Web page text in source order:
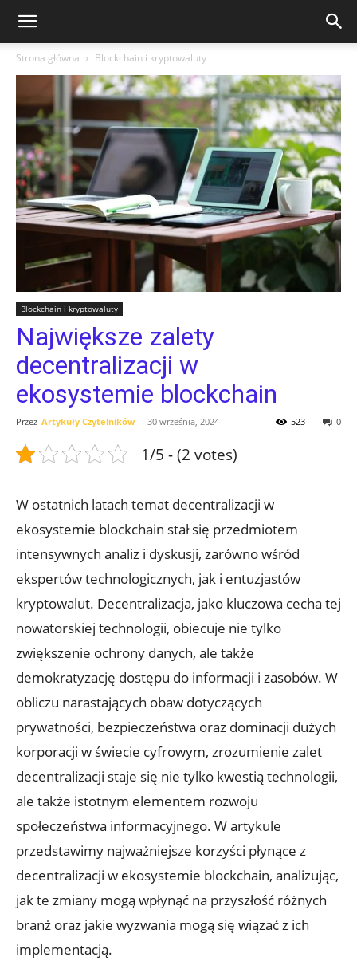
Strona główna Blockchain i kryptowaluty
Blockchain i kryptowaluty
Największe zalety
decentralizacji w
ekosystemie blockchain
Przez Artykuły Czytelników - 30 września, 2024 0
523
1/5 - (2 votes)
W ostatnich latach temat decentralizacji w
ekosystemie ⁣blockchain stał się przedmiotem
intensywnych analiz i dyskusji, zarówno wśród
ekspertów technologicznych, jak i​ entuzjastów
kryptowalut. Decentralizacja,⁢ jako kluczowa cecha tej
nowatorskiej technologii, obiecuje nie tylko
zwiększenie ochrony⁤ danych, ale także
demokratyzację ‌dostępu ⁤do‌ informacji i zasobów. W
obliczu narastających obaw dotyczących ​
prywatności, bezpieczeństwa ​oraz dominacji ​dużych
korporacji‍ w świecie​ cyfrowym, zrozumienie zalet
decentralizacji staje się nie tylko kwestią ⁣technologii,
‌ale⁣ także istotnym elementem rozwoju
społeczeństwa informacyjnego.⁣ W artykule​
przedstawimy ‌najważniejsze korzyści⁤ płynące ⁤z
decentralizacji‍ w ekosystemie ⁤blockchain, analizując,
jak te zmiany mogą wpłynąć na przyszłość różnych
branż oraz⁣ jakie wyzwania mogą‍ się wiązać z ich
implementacją.